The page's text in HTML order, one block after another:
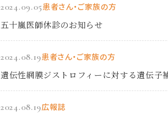
2024.09.05患者さん・ご家族の方
五十嵐医師休診のお知らせ
2024.08.19患者さん・ご家族の方
遺伝性網膜ジストロフィーに対する遺伝子
2024.08.19広報誌